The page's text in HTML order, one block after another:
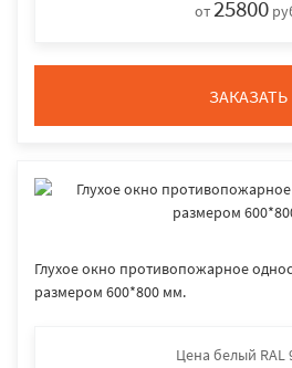
от25800
ЗАКАЗАТЬ
Глухое окно противопожарное
размером 600*800 мм.
Цена белый RAL